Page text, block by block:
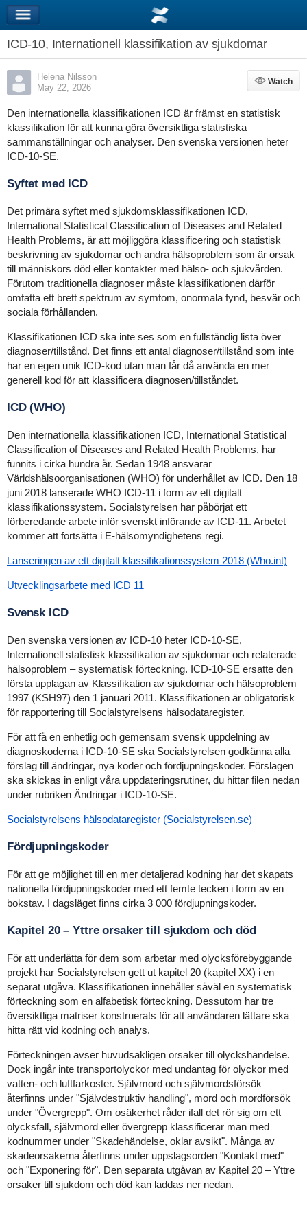
ICD-10, Internationell klassifikation av sjukdomar
Helena Nilsson
May 22, 2026
Watch
Watch
Den internationella klassifikationen ICD är främst en statistisk
klassifikation för att kunna göra översiktliga statistiska
sammanställningar och analyser. Den svenska versionen heter
ICD-10-SE.
Syftet med ICD
Det primära syftet med sjukdomsklassifikationen ICD,
International Statistical Classification of Diseases and Related
Health Problems, är att möjliggöra klassificering och statistisk
beskrivning av sjukdomar och andra hälsoproblem som är orsak
till människors död eller kontakter med hälso- och sjukvården.
Förutom traditionella diagnoser måste klassifikationen därför
omfatta ett brett spektrum av symtom, onormala fynd, besvär och
sociala förhållanden.
Klassifikationen ICD ska inte ses som en fullständig lista över
diagnoser/tillstånd. Det finns ett antal diagnoser/tillstånd som inte
har en egen unik ICD-kod utan man får då använda en mer
generell kod för att klassificera diagnosen/tillståndet.
ICD (WHO)
Den internationella klassifikationen ICD, International Statistical
Classification of Diseases and Related Health Problems, har
funnits i cirka hundra år. Sedan 1948 ansvarar
Världshälsoorganisationen (WHO) för underhållet av ICD. Den 18
juni 2018 lanserade WHO ICD-11 i form av ett digitalt
klassifikationssystem. Socialstyrelsen har påbörjat ett
förberedande arbete inför svenskt införande av ICD-11. Arbetet
kommer att fortsätta i E-hälsomyndighetens regi.
Lanseringen av ett digitalt klassifikationssystem 2018 (Who.int)
Utvecklingsarbete med ICD 11
Svensk ICD
Den svenska versionen av ICD-10 heter ICD-10-SE,
Internationell statistisk klassifikation av sjukdomar och relaterade
hälsoproblem – systematisk förteckning. ICD-10-SE ersatte den
första upplagan av Klassifikation av sjukdomar och hälsoproblem
1997 (KSH97) den 1 januari 2011. Klassifikationen är obligatorisk
för rapportering till Socialstyrelsens hälsodataregister.
För att få en enhetlig och gemensam svensk uppdelning av
diagnoskoderna i ICD-10-SE ska Socialstyrelsen godkänna alla
förslag till ändringar, nya koder och fördjupningskoder. Förslagen
ska skickas in enligt våra uppdateringsrutiner, du hittar filen nedan
under rubriken Ändringar i ICD-10-SE.
Socialstyrelsens hälsodataregister (Socialstyrelsen.se)
Fördjupningskoder
För att ge möjlighet till en mer detaljerad kodning har det skapats
nationella fördjupningskoder med ett femte tecken i form av en
bokstav. I dagsläget finns cirka 3 000 fördjupningskoder.
Kapitel 20 – Yttre orsaker till sjukdom och död
För att underlätta för dem som arbetar med olycksförebyggande
projekt har Socialstyrelsen gett ut kapitel 20 (kapitel XX) i en
separat utgåva. Klassifikationen innehåller såväl en systematisk
förteckning som en alfabetisk förteckning. Dessutom har tre
översiktliga matriser konstruerats för att användaren lättare ska
hitta rätt vid kodning och analys.
Förteckningen avser huvudsakligen orsaker till olyckshändelse.
Dock ingår inte transportolyckor med undantag för olyckor med
vatten- och luftfarkoster. Självmord och självmordsförsök
återfinns under "Självdestruktiv handling", mord och mordförsök
under "Övergrepp". Om osäkerhet råder ifall det rör sig om ett
olycksfall, självmord eller övergrepp klassificerar man med
kodnummer under "Skadehändelse, oklar avsikt". Många av
skadeorsakerna återfinns under uppslagsorden "Kontakt med"
och "Exponering för". Den separata utgåvan av Kapitel 20 – Yttre
orsaker till sjukdom och död kan laddas ner nedan.